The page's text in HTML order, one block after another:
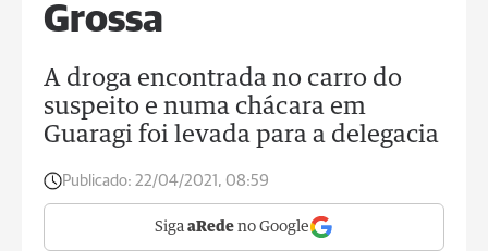
Grossa
A droga encontrada no carro do
suspeito e numa chácara em
Guaragi foi levada para a delegacia
Publicado: 22/04/2021, 08:59
Siga aRede no Google